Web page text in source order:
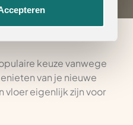
keuze vanwege
van je nieuwe
vloer eigenlijk zijn voor